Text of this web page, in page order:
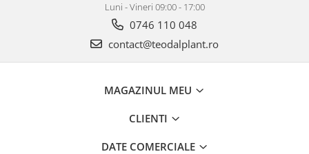
Luni - Vineri 09:00 - 17:00
0746 110 048
contact@teodalplant.ro
MAGAZINUL MEU
CLIENTI
DATE COMERCIALE